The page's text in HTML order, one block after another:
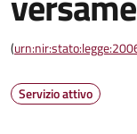
(
Servizio attivo